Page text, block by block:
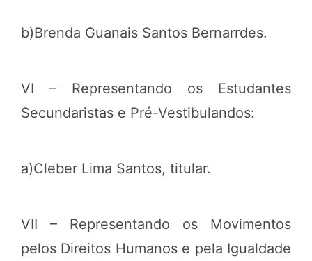
b)Brenda Guanais Santos Bernarrdes.
VI – Representando os Estudantes
Secundaristas e Pré-Vestibulandos:
a)Cleber Lima Santos, titular.
VII – Representando os Movimentos
pelos Direitos Humanos e pela Igualdade